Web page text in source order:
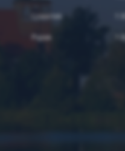
Czwartek
Piątek